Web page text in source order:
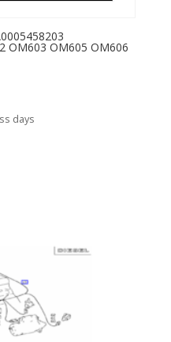
OM603 OM605 OM606
days